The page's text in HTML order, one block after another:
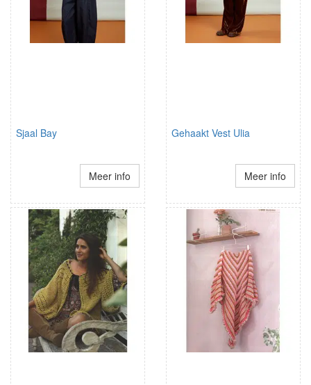
Sjaal Bay
Meer info
Gehaakt Vest Ulia
Meer info